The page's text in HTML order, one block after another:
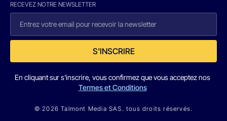
RECEVEZ NOTRE NEWSLETTER
S'INSCRIRE
En cliquant sur s'inscrire, vous confirmez que vous acceptez nos
Termes et Conditions
© 2026 Talmont Media SAS. tous droits réservés.